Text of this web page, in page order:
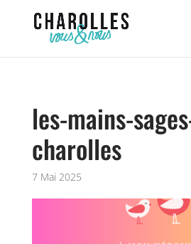
les-mains-
charolles
7 Mai 2025